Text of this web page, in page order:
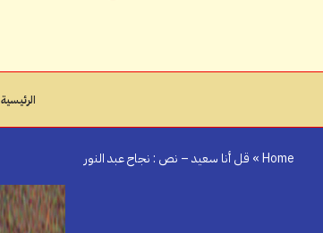
الرئيسية
Home
» قل أنا سعيد – نص : نجاح عبد النور